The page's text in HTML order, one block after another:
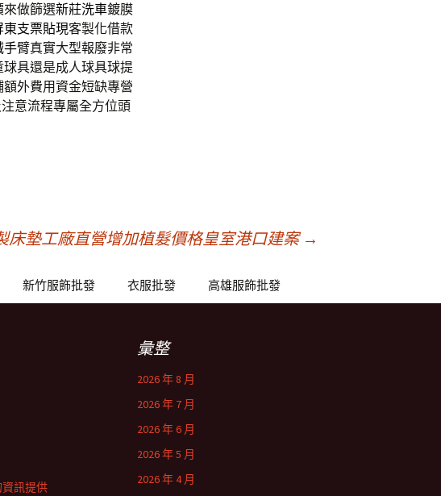
來做篩選新莊洗車鍍膜
東支票貼現客製化借款
手臂真實大型報廢非常
球具還是成人球具球提
外費用資金短缺專營
意流程專屬全方位頭
床墊工廠直營增加植髮價格皇室港口建案 →
新竹服飾批發 衣服批發 高雄服飾批發
彙整
2026 年 8 月
2026 年 7 月
2026 年 6 月
2026 年 5 月
2026 年 4 月
訊提供